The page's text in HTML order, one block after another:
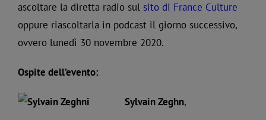
ascoltare la diretta radio sul sito di France Culture
oppure riascoltarla in podcast il giorno successivo,
ovvero lunedì 30 novembre 2020.
Ospite dell’evento:
Sylvain Zeghn,